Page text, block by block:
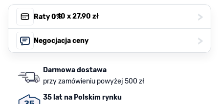
Raty 0%, 10 x27,90 zł >
Negocjacja ceny >
Darmowa dostawa
przy zamówieniu powyżej 500 zł
35 lat na Polskim rynku